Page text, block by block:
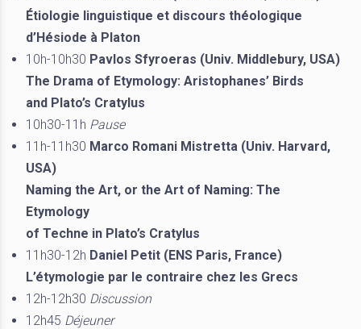
Étiologie linguistique et discours théologique
d’Hésiode à Platon
10h-10h30 Pavlos Sfyroeras (Univ. Middlebury, USA)
The Drama of Etymology: Aristophanes’ Birds
and Plato’s Cratylus
10h30-11h Pause
11h-11h30 Marco Romani Mistretta (Univ. Harvard,
USA)
Naming the Art, or the Art of Naming: The
Etymology
of Techne in Plato’s Cratylus
11h30-12h Daniel Petit (ENS Paris, France)
L’étymologie par le contraire chez les Grecs
12h-12h30 Discussion
12h45 Déjeuner